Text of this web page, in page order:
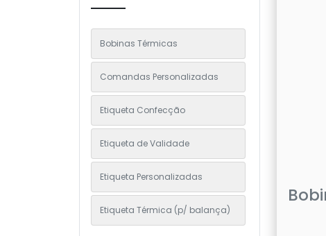
Bobinas Térmicas
Comandas Personalizadas
Etiqueta Confecção
Etiqueta de Validade
Etiqueta Personalizadas
Etiqueta Térmica (p/ balança)